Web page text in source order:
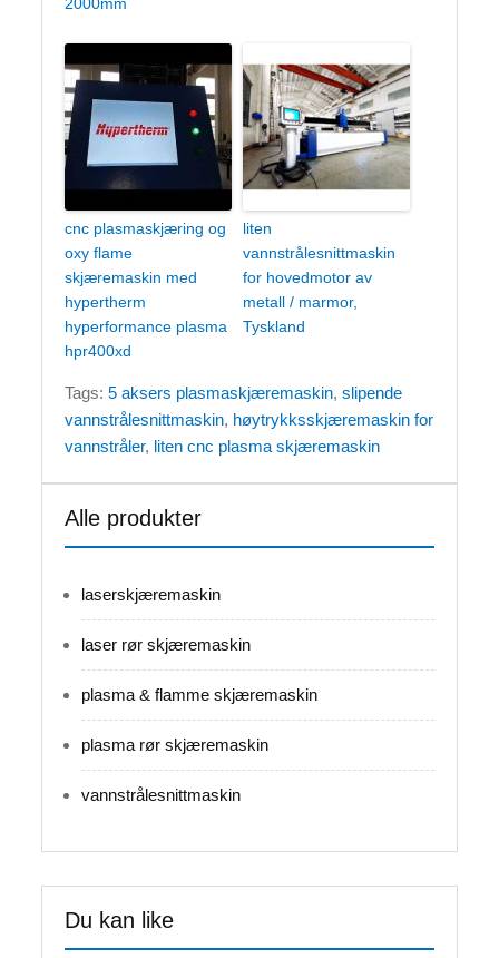
2000mm
cnc plasmaskjæring og
oxy flame
skjæremaskin med
hypertherm
hyperformance plasma
hpr400xd
liten
vannstrålesnittmaskin
for hovedmotor av
metall / marmor,
Tyskland
Tags: 5 aksers plasmaskjæremaskin,slipende
vannstrålesnittmaskin, høytrykksskjæremaskin for
vannstråler, liten cnc plasma skjæremaskin
Alle produkter
laserskjæremaskin
laser rør skjæremaskin
plasma & flamme skjæremaskin
plasma rør skjæremaskin
vannstrålesnittmaskin
Du kan like